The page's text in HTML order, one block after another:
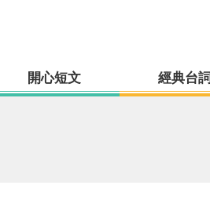
開心短文 經典台